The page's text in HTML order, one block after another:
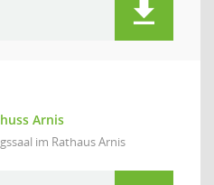
Arnis
im Rathaus Arnis